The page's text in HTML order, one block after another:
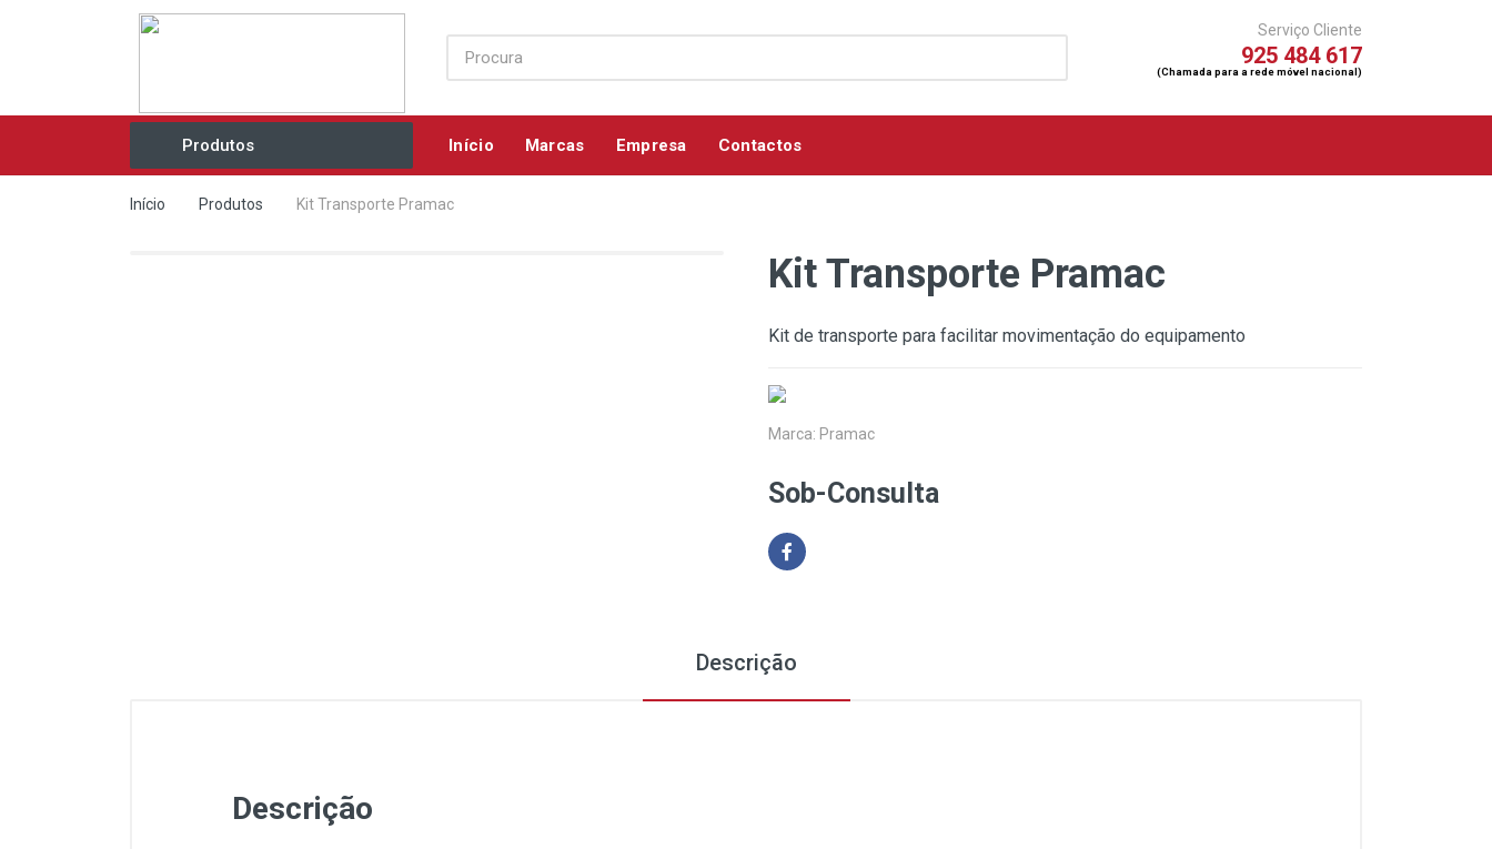
Serviço Cliente
925 484 617
(Chamada para a rede móvel nacional)
Acessórios / Consumíveis
Produtos Início Marcas Empresa Contactos
Início Produtos Kit Transporte Pramac
Kit Transporte Pramac
Kit de transporte para facilitar movimentação do equipamento
Marca: Pramac
Sob-Consulta
Descrição
Descrição